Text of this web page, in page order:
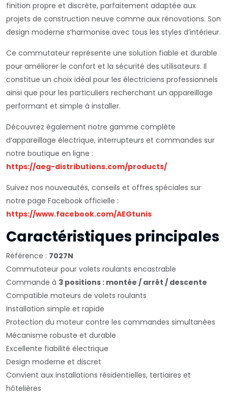
finition propre et discrète, parfaitement adaptée aux
projets de construction neuve comme aux rénovations. Son
design moderne s’harmonise avec tous les styles d’intérieur.
Ce commutateur représente une solution fiable et durable
pour améliorer le confort et la sécurité des utilisateurs. Il
constitue un choix idéal pour les électriciens professionnels
ainsi que pour les particuliers recherchant un appareillage
performant et simple à installer.
Découvrez également notre gamme complète
d’appareillage électrique, interrupteurs et commandes sur
notre boutique en ligne :
https://aeg-distributions.com/products/
Suivez nos nouveautés, conseils et offres spéciales sur
notre page Facebook officielle :
https://www.facebook.com/AEGtunis
Caractéristiques principales
Référence : 7027N
Commutateur pour volets roulants encastrable
Commande à 3 positions : montée / arrêt / descente
Compatible moteurs de volets roulants
Installation simple et rapide
Protection du moteur contre les commandes simultanées
Mécanisme robuste et durable
Excellente fiabilité électrique
Design moderne et discret
Convient aux installations résidentielles, tertiaires et
hôtelières